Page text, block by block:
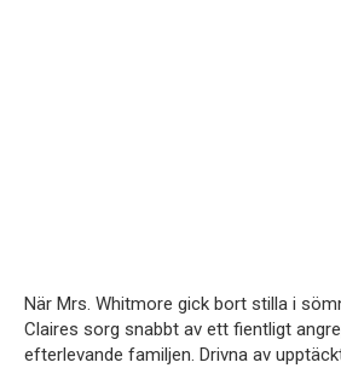
När Mrs. Whitmore gick bort stilla i
Claires sorg snabbt av ett fientligt
efterlevande familjen. Drivna av